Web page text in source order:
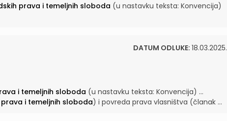
prava i temeljnih sloboda (u nastavku teksta: Konvencija)
DATUM ODLUKE: 18.03.2025.
i temeljnih sloboda (u nastavku teksta: Konvencija) ...
i temeljnih sloboda) i povreda prava vlasništva (članak ...